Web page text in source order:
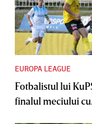
EUROPA LEAGUE
Fotbalistul lui
finalul meciului